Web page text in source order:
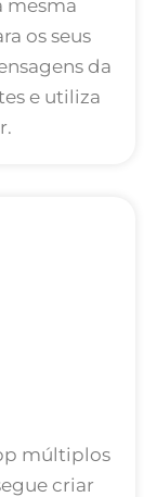
mesma
os seus
da
e utiliza
múltiplos
criar